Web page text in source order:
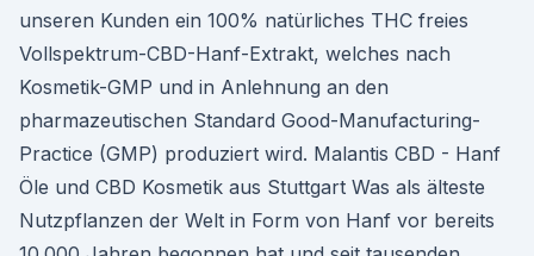
unseren Kunden ein 100% natürliches THC freies
Vollspektrum-CBD-Hanf-Extrakt, welches nach
Kosmetik-GMP und in Anlehnung an den
pharmazeutischen Standard Good-Manufacturing-
Practice (GMP) produziert wird. Malantis CBD - Hanf
Öle und CBD Kosmetik aus Stuttgart Was als älteste
Nutzpflanzen der Welt in Form von Hanf vor bereits